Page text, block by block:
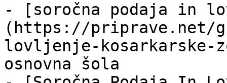
- [soročna podaja in
(https://priprave.net/
lovljenje-kosarkarske-
osnovna šola